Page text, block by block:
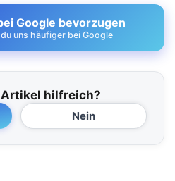
Google bevorzugen
uns häufiger bei Google
hilfreich?
Nein